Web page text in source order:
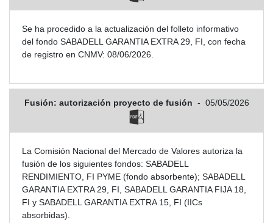
Se ha procedido a la actualización del folleto informativo
del fondo SABADELL GARANTIA EXTRA 29, FI, con fecha
de registro en CNMV: 08/06/2026.
Fusión: autorización proyecto de fusión - 05/05/2026
La Comisión Nacional del Mercado de Valores autoriza la
fusión de los siguientes fondos: SABADELL
RENDIMIENTO, FI PYME (fondo absorbente); SABADELL
GARANTIA EXTRA 29, FI, SABADELL GARANTIA FIJA 18,
FI y SABADELL GARANTIA EXTRA 15, FI (IICs
absorbidas).